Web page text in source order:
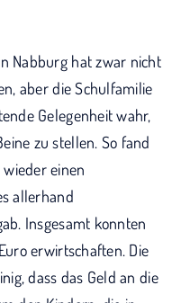
Nabburg hat zwar nicht
aber die Schulfamilie
Gelegenheit wahr,
zu stellen. So fand
einen
allerhand
Insgesamt konnten
erwirtschaften. Die
dass das Geld an die